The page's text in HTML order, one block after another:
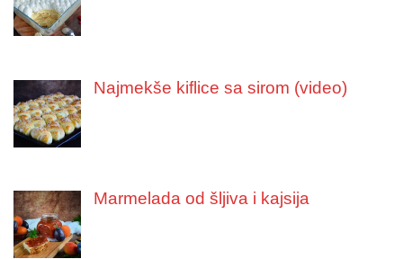
Najmekše kiflice sa sirom (video)
Marmelada od šljiva i kajsija